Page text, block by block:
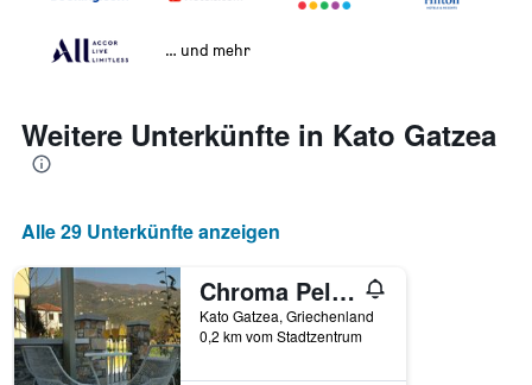
… und mehr
Weitere Unterkünfte in Kato Gatzea
Alle 29 Unterkünfte anzeigen
Chroma Pelion Villas
Kato Gatzea, Griechenland
0,2 km vom Stadtzentrum